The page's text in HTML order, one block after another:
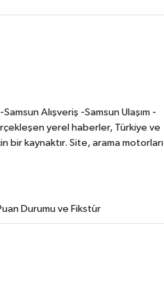
Alışveriş -Samsun Ulaşım -
yerel haberler, Türkiye ve
bir kaynaktır. Site, arama motorları
Durumu ve Fikstür